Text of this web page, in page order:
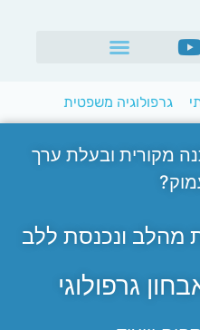
גרפולוגיה משפטית
מקורית ובעלת ערך
מהלב ונכנסת ללב
גרפולוגי